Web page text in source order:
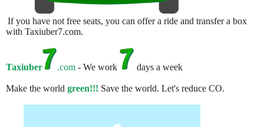
If you have not free seats, you can offer a ride and transfer a box
with Taxiuber7.com.
Taxiuber .com - We work days a week
Make the world green!!! Save the world. Let's reduce CO.